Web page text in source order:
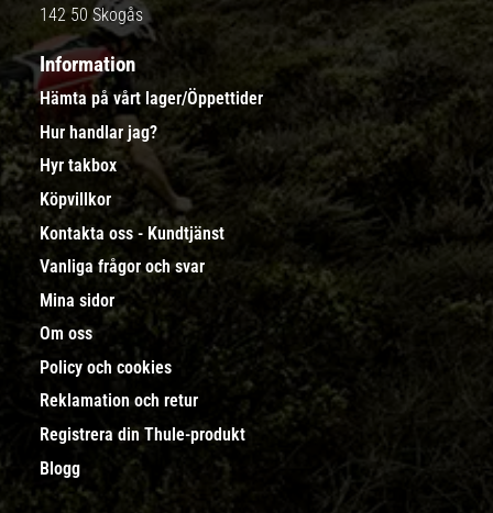
142 50 Skogås
Information
Hämta på vårt lager/Öppettider
Hur handlar jag?
Hyr takbox
Köpvillkor
Kontakta oss - Kundtjänst
Vanliga frågor och svar
Mina sidor
Om oss
Policy och cookies
Reklamation och retur
Registrera din Thule-produkt
Blogg